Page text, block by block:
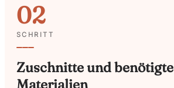
02
SCHRITT
Zuschnitte und benötigte
Materialien